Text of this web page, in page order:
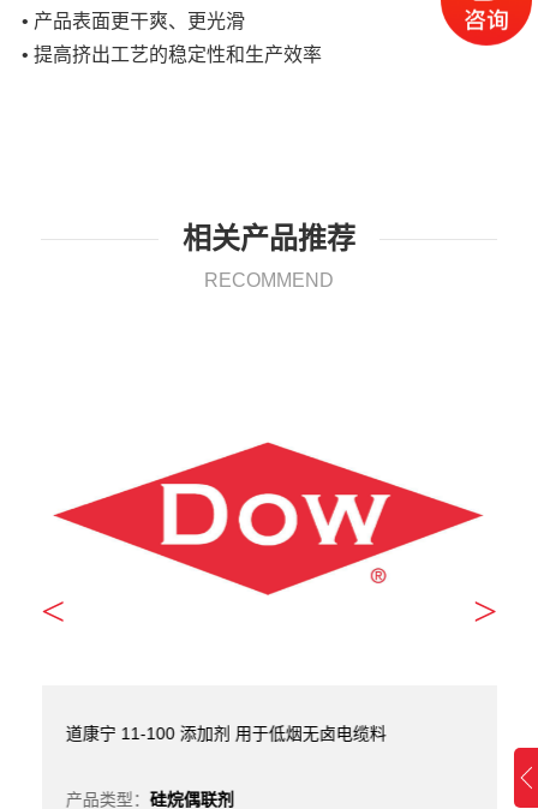
• 产品表面更干爽、更光滑
• 提高挤出工艺的稳定性和生产效率
相关产品推荐
RECOMMEND
道康宁 11-100 添加剂 用于低烟无卤电缆料
产品类型：硅烷偶联剂
< >